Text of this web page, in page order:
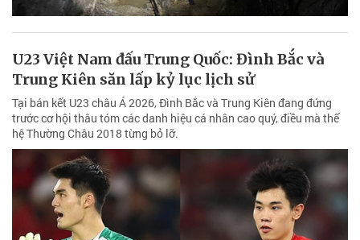
U23 Việt Nam đấu Trung Quốc: Đình Bắc và
Trung Kiên săn lấp kỷ lục lịch sử
Tại bán kết U23 châu Á 2026, Đình Bắc và Trung Kiên đang đứng
trước cơ hội thâu tóm các danh hiệu cá nhân cao quý, điều mà thế
hệ Thường Châu 2018 từng bỏ lỡ.